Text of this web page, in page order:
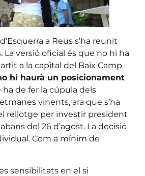
a Reus s’ha reunit
La versió oficial és que no hi ha
a la capital del Baix Camp
hi haurà un posicionament
de fer la cúpula dels
vinents, ara que s’ha
rellotge per investir president
del 26 d’agost. La decisió
Com a mínim de
sensibilitats en el si